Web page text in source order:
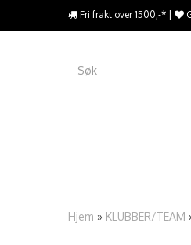
{/literal}����������
Fri frakt over 1500,-* |
Hjem » KLUBBER/TEAM